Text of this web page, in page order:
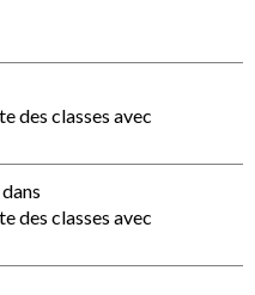
des classes avec
dans
des classes avec